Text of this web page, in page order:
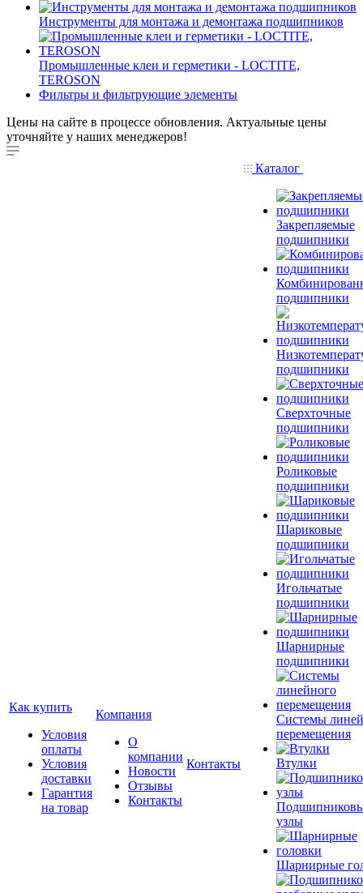
Инструменты для монтажа и демонтажа подшипников
Промышленные клеи и герметики - LOCTITE,
TEROSON
Фильтры и фильтрующие элементы
Цены на сайте в процессе обновления. Актуальные цены
уточняйте у наших менеджеров!
Как купить
Условия
оплаты
Условия
доставки
Гарантия
на товар
Компания
О
компании
Новости
Отзывы
Контакты
Контакты
Каталог
Закрепляемые
подшипники
подшипники
подшипники
Сверхточные
подшипники
Роликовые
подшипники
Шариковые
подшипники
Игольчатые
подшипники
Шарнирные
подшипники
Системы
перемещения
Втулки
узлы
Шарнирные